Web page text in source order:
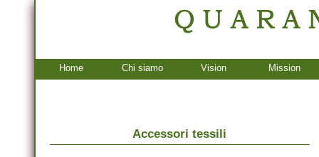
Home Chi siamo Vision Mission
Accessori tessili